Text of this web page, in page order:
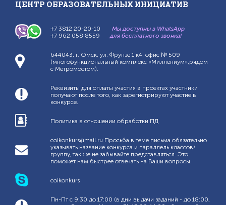
ЦЕНТР ОБРАЗОВАТЕЛЬНЫХ ИНИЦИАТИВ
+7 3812 20-20-10
Мы доступны в WhatsApp
+7 962 058 8559
для бесплатного звонка!
644043, г. Омск, ул. Фрунзе 1 к4, офис № 509
(многофункциональный комплекс «Миллениум»,рядом
с Метромостом).
Реквизиты для оплаты участия в проектах участники
получают после того, как зарегистрируют участие в
конкурсе.
Политика в отношении обработки ПД
coikonkurs@mail.ru Просьба в теме письма обязательно
указывать название конкурса и параллель классов/
группу, так же не забывайте представляться. Это
поможет нам быстрее отвечать на Ваши вопросы.
coikonkurs
Пн-Пт с 9:30 до 17:00 (в дни выдачи заданий - до 18:00,